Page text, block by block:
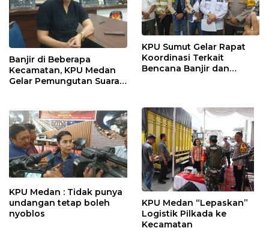
Banjir di Beberapa
Kecamatan, KPU Medan
Gelar Pemungutan Suara
KPU Sumut Gelar Rapat
Koordinasi Terkait
Bencana Banjir dan
KPU Medan : Tidak punya
undangan tetap boleh
nyoblos
KPU Medan “Lepaskan”
Logistik Pilkada ke
Kecamatan